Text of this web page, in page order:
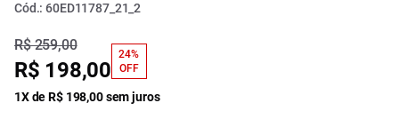
Cód.: 60ED11787_21_2
R$ 259,00
R$ 198,00
24%
OFF
1X de R$ 198,00 sem juros